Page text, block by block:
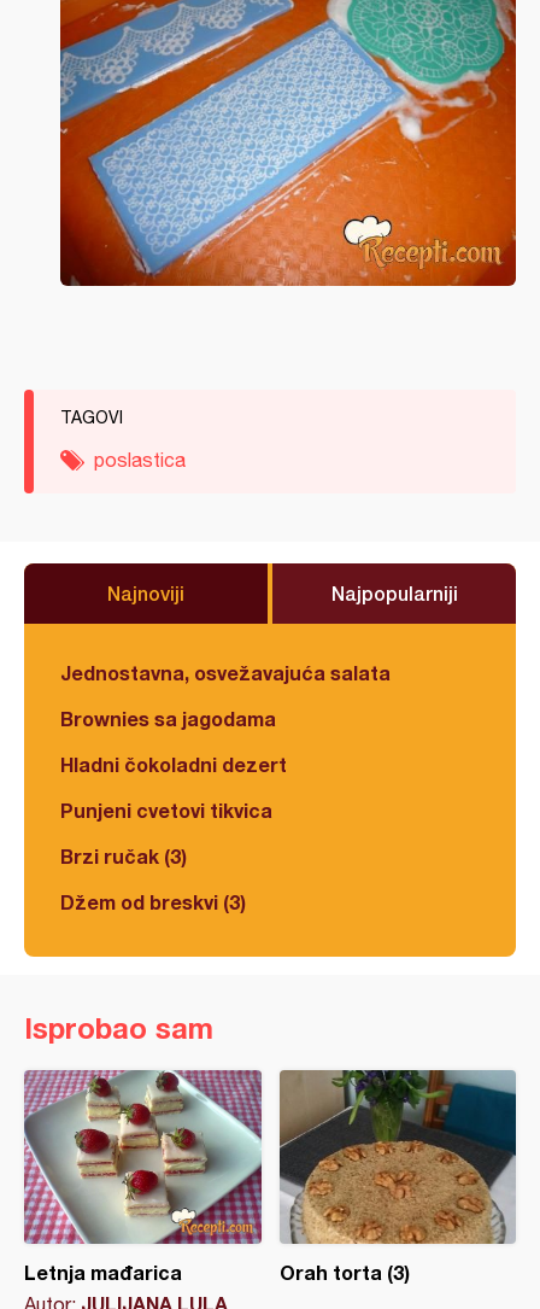
TAGOVI
poslastica
Najnoviji Najpopularniji
Jednostavna, osvežavajuća salata
Brownies sa jagodama
Hladni čokoladni dezert
Punjeni cvetovi tikvica
Brzi ručak (3)
Džem od breskvi (3)
Isprobao sam
Letnja mađarica
Autor: JULIJANA LULA
Orah torta (3)